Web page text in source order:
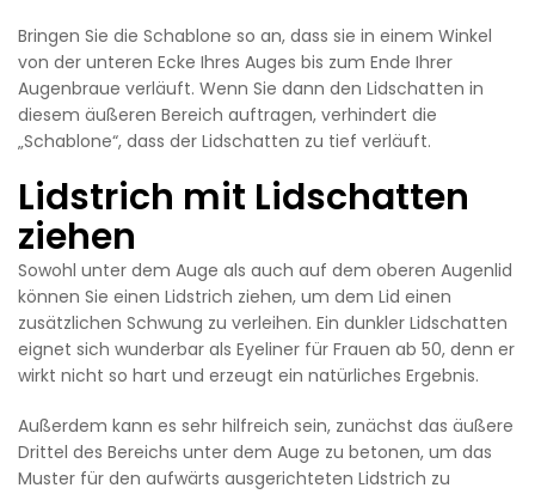
Bringen Sie die Schablone so an, dass sie in einem Winkel
von der unteren Ecke Ihres Auges bis zum Ende Ihrer
Augenbraue verläuft. Wenn Sie dann den Lidschatten in
diesem äußeren Bereich auftragen, verhindert die
„Schablone“, dass der Lidschatten zu tief verläuft.
Lidstrich mit Lidschatten
ziehen
Sowohl unter dem Auge als auch auf dem oberen Augenlid
können Sie einen Lidstrich ziehen, um dem Lid einen
zusätzlichen Schwung zu verleihen. Ein dunkler Lidschatten
eignet sich wunderbar als Eyeliner für Frauen ab 50, denn er
wirkt nicht so hart und erzeugt ein natürliches Ergebnis.
Außerdem kann es sehr hilfreich sein, zunächst das äußere
Drittel des Bereichs unter dem Auge zu betonen, um das
Muster für den aufwärts ausgerichteten Lidstrich zu